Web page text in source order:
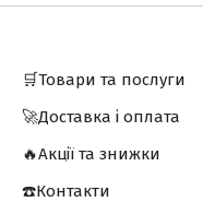
🛒Товари та послуги
🚀Доставка і оплата
🔥Акції та знижки
☎️Контакти